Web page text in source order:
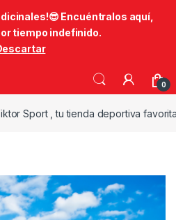
Encuéntralos aquí,
tiempo indefinido.
0
Sport , tu tienda deportiva